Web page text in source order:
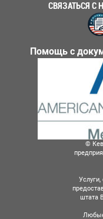
СВЯЗАТЬСЯ С
Помощь с
©
штата